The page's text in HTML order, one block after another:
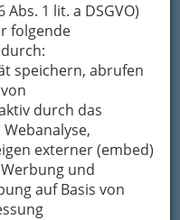
1 lit. a DSGVO)
folgende
speichern, abrufen
durch das
externer (embed)
und
auf Basis von